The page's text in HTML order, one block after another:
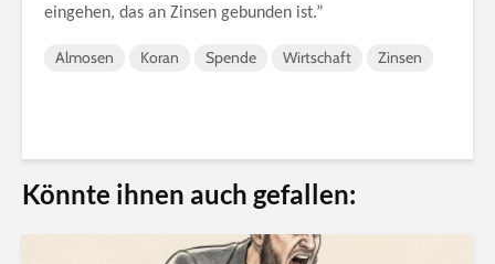
eingehen, das an Zinsen gebunden ist.”
Almosen Koran Spende Wirtschaft Zinsen
Könnte ihnen auch gefallen: